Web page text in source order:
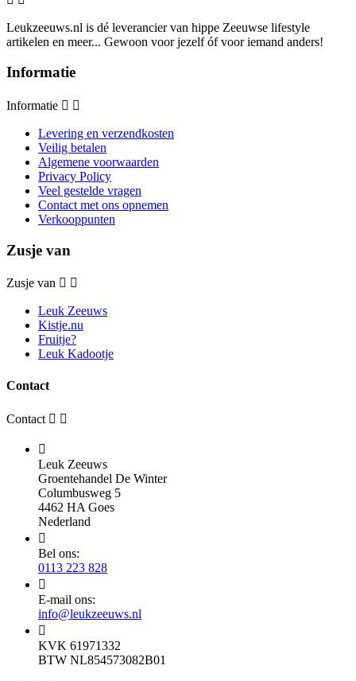
Leukzeeuws.nl is dé leverancier van hippe Zeeuwse lifestyle
artikelen en meer... Gewoon voor jezelf óf voor iemand anders!
Informatie
Informatie  
Levering en verzendkosten
Veilig betalen
Algemene voorwaarden
Privacy Policy
Veel gestelde vragen
Contact met ons opnemen
Verkooppunten
Zusje van
Zusje van  
Leuk Zeeuws
Kistje.nu
Fruitje?
Leuk Kadootje
Contact
Contact  

Leuk Zeeuws
Groentehandel De Winter
Columbusweg 5
4462 HA Goes
Nederland

Bel ons:
0113 223 828

E-mail ons:
info@leukzeeuws.nl

KVK 61971332
BTW NL854573082B01